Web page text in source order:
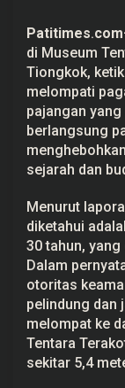
Patitimes.com
di Museum
Tiongkok,
melompati
pajangan
berlangsung
sejarah dan
Menurut
diketahui
30 tahun,
Dalam
otoritas
pelindung dan
melompat ke
Tentara
sekitar 5,4